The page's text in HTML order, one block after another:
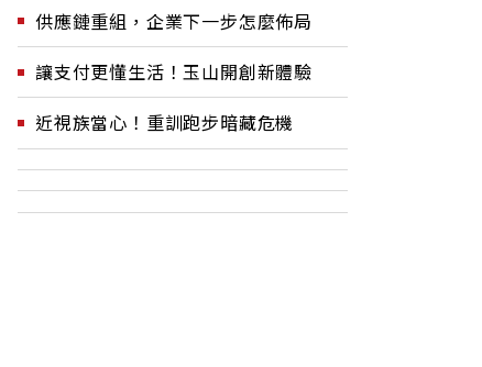
供應鏈重組，企業下一步怎麼佈局
讓支付更懂生活！玉山開創新體驗
近視族當心！重訓跑步暗藏危機